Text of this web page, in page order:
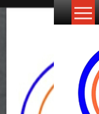
Lompat
Mitra
Bisnis